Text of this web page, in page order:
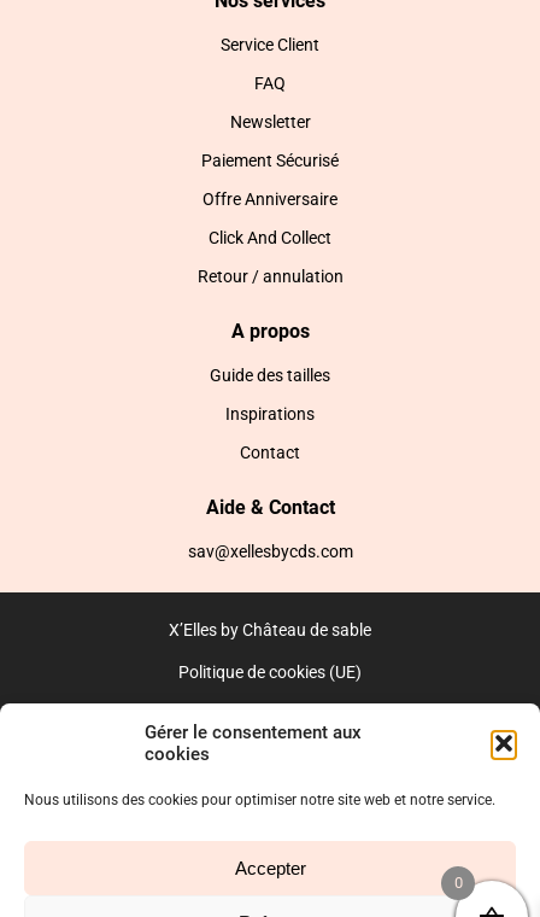
Gérer le consentement aux
cookies
Nous utilisons des cookies pour optimiser notre site web et notre service.
Accepter
Service Client
FAQ
Newsletter
Paiement Sécurisé
Offre Anniversaire
Click And Collect
Retour / annulation
A propos
Guide des tailles
Inspirations
Contact
Aide & Contact
sav@xellesbycds.com
X’Elles by Château de sable
Politique de cookies (UE)
Réalisé par l’agence web :
0